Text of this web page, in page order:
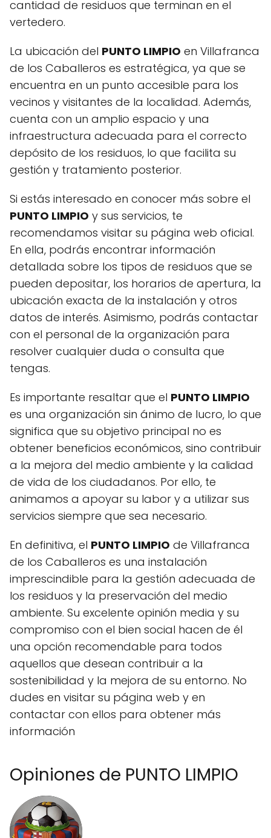
cantidad de residuos que terminan en el
vertedero.
La ubicación del PUNTO LIMPIO en Villafranca
de los Caballeros es estratégica, ya que se
encuentra en un punto accesible para los
vecinos y visitantes de la localidad. Además,
cuenta con un amplio espacio y una
infraestructura adecuada para el correcto
depósito de los residuos, lo que facilita su
gestión y tratamiento posterior.
Si estás interesado en conocer más sobre el
PUNTO LIMPIO y sus servicios, te
recomendamos visitar su página web oficial.
En ella, podrás encontrar información
detallada sobre los tipos de residuos que se
pueden depositar, los horarios de apertura, la
ubicación exacta de la instalación y otros
datos de interés. Asimismo, podrás contactar
con el personal de la organización para
resolver cualquier duda o consulta que
tengas.
Es importante resaltar que el PUNTO LIMPIO
es una organización sin ánimo de lucro, lo que
significa que su objetivo principal no es
obtener beneficios económicos, sino contribuir
a la mejora del medio ambiente y la calidad
de vida de los ciudadanos. Por ello, te
animamos a apoyar su labor y a utilizar sus
servicios siempre que sea necesario.
En definitiva, el PUNTO LIMPIO de Villafranca
de los Caballeros es una instalación
imprescindible para la gestión adecuada de
los residuos y la preservación del medio
ambiente. Su excelente opinión media y su
compromiso con el bien social hacen de él
una opción recomendable para todos
aquellos que desean contribuir a la
sostenibilidad y la mejora de su entorno. No
dudes en visitar su página web y en
contactar con ellos para obtener más
información
Opiniones de PUNTO LIMPIO